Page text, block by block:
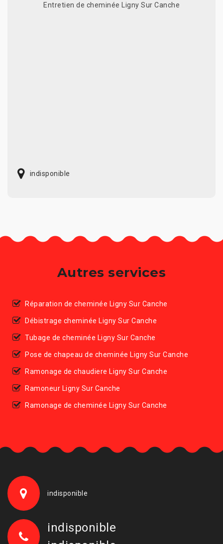
Entretien de cheminée Ligny Sur Canche
indisponible
Autres services
Réparation de cheminée Ligny Sur Canche
Débistrage cheminée Ligny Sur Canche
Tubage de cheminée Ligny Sur Canche
Pose de chapeau de cheminée Ligny Sur Canche
Ramonage de chaudiere Ligny Sur Canche
Ramoneur Ligny Sur Canche
Ramonage de cheminée Ligny Sur Canche
indisponible
indisponible